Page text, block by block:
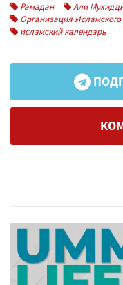
Рамадан
Али
Организация
исламский календарь